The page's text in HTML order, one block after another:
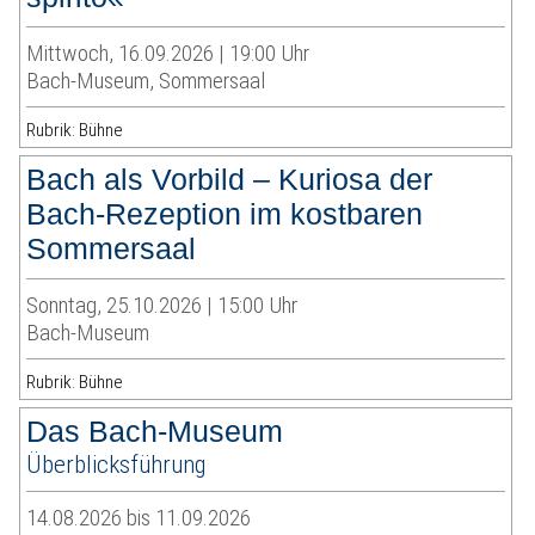
Mittwoch, 16.09.2026 | 19:00 Uhr
Bach-Museum, Sommersaal
Rubrik: Bühne
Bach als Vorbild – Kuriosa der
Bach-Rezeption im kostbaren
Sommersaal
Sonntag, 25.10.2026 | 15:00 Uhr
Bach-Museum
Rubrik: Bühne
Das Bach-Museum
Überblicksführung
14.08.2026 bis 11.09.2026